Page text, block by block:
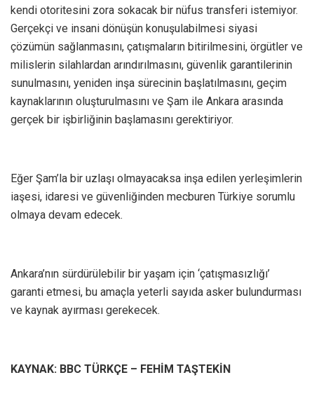
kendi otoritesini zora sokacak bir nüfus transferi istemiyor.
Gerçekçi ve insani dönüşün konuşulabilmesi siyasi
çözümün sağlanmasını, çatışmaların bitirilmesini, örgütler ve
milislerin silahlardan arındırılmasını, güvenlik garantilerinin
sunulmasını, yeniden inşa sürecinin başlatılmasını, geçim
kaynaklarının oluşturulmasını ve Şam ile Ankara arasında
gerçek bir işbirliğinin başlamasını gerektiriyor.
Eğer Şam’la bir uzlaşı olmayacaksa inşa edilen yerleşimlerin
iaşesi, idaresi ve güvenliğinden mecburen Türkiye sorumlu
olmaya devam edecek.
Ankara’nın sürdürülebilir bir yaşam için ‘çatışmasızlığı’
garanti etmesi, bu amaçla yeterli sayıda asker bulundurması
ve kaynak ayırması gerekecek.
KAYNAK: BBC TÜRKÇE – FEHİM TAŞTEKİN